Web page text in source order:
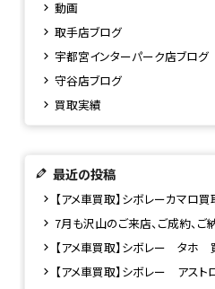
動画
取手店ブログ
宇都宮インターパーク店ブログ
守谷店ブログ
買取実績
最近の投稿
【アメ車買取】シボレーカマロ買
7月も沢山のご来店、ご成約、ご
【アメ車買取】シボレー タホ
【アメ車買取】シボレー アスト